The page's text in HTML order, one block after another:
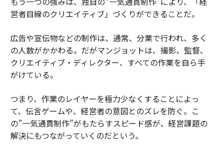
営者目線のクリエイティブ」づくりができることだ。
広告や宣伝物などの制作は、通常、分業で行われ、多く
の人数がかかわる。だがマンジョットは、撮影、監督、
クリエイティブ・ディレクター、すべての作業を自ら手
がけている。
つまり、作業のレイヤーを極力少なくすることによっ
て、伝言ゲームや、経営者の意図とのズレを防ぐ。こ
の”一気通貫制作”がもたらすスピード感が、経営課題の
解決にもつながっていくのだという。